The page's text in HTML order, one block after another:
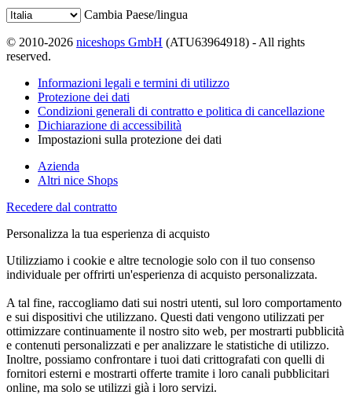
Cambia Paese/lingua
© 2010-2026 niceshops GmbH (ATU63964918) - All rights
reserved.
Informazioni legali e termini di utilizzo
Protezione dei dati
Condizioni generali di contratto e politica di cancellazione
Dichiarazione di accessibilità
Impostazioni sulla protezione dei dati
Azienda
Altri nice Shops
Recedere dal contratto
Personalizza la tua esperienza di acquisto
Utilizziamo i cookie e altre tecnologie solo con il tuo consenso
individuale per offrirti un'esperienza di acquisto personalizzata.
A tal fine, raccogliamo dati sui nostri utenti, sul loro comportamento
e sui dispositivi che utilizzano. Questi dati vengono utilizzati per
ottimizzare continuamente il nostro sito web, per mostrarti pubblicità
e contenuti personalizzati e per analizzare le statistiche di utilizzo.
Inoltre, possiamo confrontare i tuoi dati crittografati con quelli di
fornitori esterni e mostrarti offerte tramite i loro canali pubblicitari
online, ma solo se utilizzi già i loro servizi.